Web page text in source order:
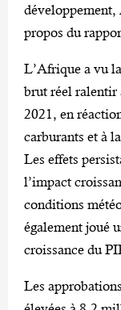
propos du
L’Afrique a vu
brut réel ralentir
2021, en
carburants et à
Les effets
l’impact
conditions
également joué
croissance du
Les